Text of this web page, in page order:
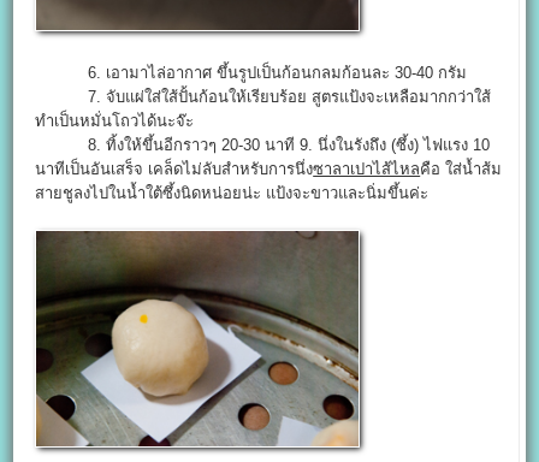
6. เอามาไล่อากาศ ขึ้นรูปเป็นก้อนกลมก้อนละ 30-40 กรัม
7. จับแผ่ใส่ใส้ปั้นก้อนให้เรียบร้อย สูตรแป้งจะเหลือมากกว่าใส้
ทำเป็นหมั่นโถวได้นะจ๊ะ
8. ทิ้งให้ขึ้นอีกราวๆ 20-30 นาที 9. นึ่งในรังถึง (ซึ้ง) ไฟแรง 10
นาทีเป็นอันเสร็จ เคล็ดไม่ลับสำหรับการนึ่งซาลาเปาไส้ไหลคือ ใส่น้ำส้ม
สายชูลงไปในน้ำใต้ซึ้งนิดหน่อยน่ะ แป้งจะขาวและนิ่มขึ้นค่ะ